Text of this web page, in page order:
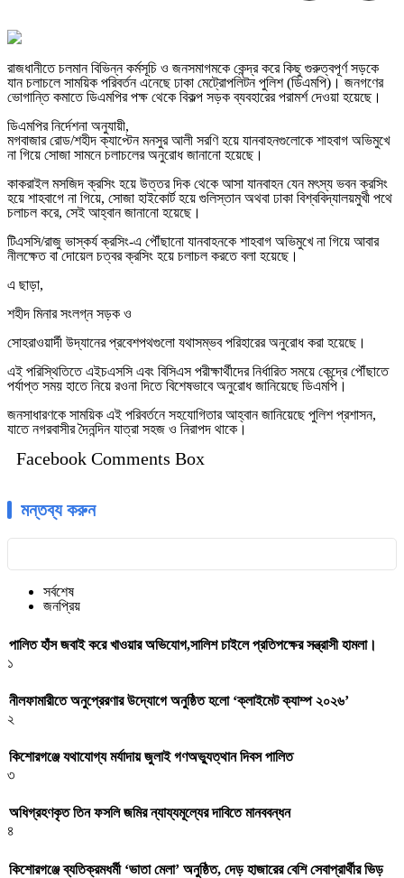
রাজধানীতে চলমান বিভিন্ন কর্মসূচি ও জনসমাগমকে কেন্দ্র করে কিছু গুরুত্বপূর্ণ সড়কে
যান চলাচলে সাময়িক পরিবর্তন এনেছে ঢাকা মেট্রোপলিটন পুলিশ (ডিএমপি)। জনগণের
ভোগান্তি কমাতে ডিএমপির পক্ষ থেকে বিকল্প সড়ক ব্যবহারের পরামর্শ দেওয়া হয়েছে।
ডিএমপির নির্দেশনা অনুযায়ী,
মগবাজার রোড/শহীদ ক্যাপ্টেন মনসুর আলী সরণি হয়ে যানবাহনগুলোকে শাহবাগ অভিমুখে
না গিয়ে সোজা সামনে চলাচলের অনুরোধ জানানো হয়েছে।
কাকরাইল মসজিদ ক্রসিং হয়ে উত্তর দিক থেকে আসা যানবাহন যেন মৎস্য ভবন ক্রসিং
হয়ে শাহবাগে না গিয়ে, সোজা হাইকোর্ট হয়ে গুলিস্তান অথবা ঢাকা বিশ্ববিদ্যালয়মুখী পথে
চলাচল করে, সেই আহ্বান জানানো হয়েছে।
টিএসসি/রাজু ভাস্কর্য ক্রসিং-এ পৌঁছানো যানবাহনকে শাহবাগ অভিমুখে না গিয়ে আবার
নীলক্ষেত বা দোয়েল চত্বর ক্রসিং হয়ে চলাচল করতে বলা হয়েছে।
এ ছাড়া,
শহীদ মিনার সংলগ্ন সড়ক ও
সোহরাওয়ার্দী উদ্যানের প্রবেশপথগুলো যথাসম্ভব পরিহারের অনুরোধ করা হয়েছে।
এই পরিস্থিতিতে এইচএসসি এবং বিসিএস পরীক্ষার্থীদের নির্ধারিত সময়ে কেন্দ্রে পৌঁছাতে
পর্যাপ্ত সময় হাতে নিয়ে রওনা দিতে বিশেষভাবে অনুরোধ জানিয়েছে ডিএমপি।
জনসাধারণকে সাময়িক এই পরিবর্তনে সহযোগিতার আহ্বান জানিয়েছে পুলিশ প্রশাসন,
যাতে নগরবাসীর দৈনন্দিন যাত্রা সহজ ও নিরাপদ থাকে।
Facebook Comments Box
মন্তব্য করুন
সর্বশেষ
জনপ্রিয়
পালিত হাঁস জবাই করে খাওয়ার অভিযোগ,সালিশ চাইলে প্রতিপক্ষের সন্ত্রাসী হামলা।
১
নীলফামারীতে অনুপ্রেরণার উদ্যোগে অনুষ্ঠিত হলো ‘ক্লাইমেট ক্যাম্প ২০২৬’
২
কিশোরগঞ্জে যথাযোগ্য মর্যাদায় জুলাই গণঅভ্যুত্থান দিবস পালিত
৩
অধিগ্রহণকৃত তিন ফসলি জমির ন্যায্যমূল্যের দাবিতে মানববন্ধন
৪
কিশোরগঞ্জে ব্যতিক্রমধর্মী ‘ভাতা মেলা’ অনুষ্ঠিত, দেড় হাজারের বেশি সেবাপ্রার্থীর ভিড়